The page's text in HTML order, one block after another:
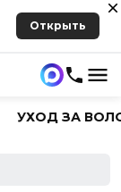
Открыть
УХОД ЗА